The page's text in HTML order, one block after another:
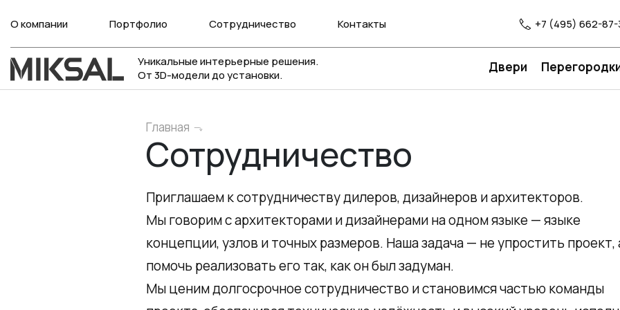
О компании Портфолио Сотрудничество Контакты +7 (495) 662-87-
Уникальные интерьерные решения.
От 3D-модели до установки.
Двери
Главная
Сотрудничество
Приглашаем к сотрудничеству дилеров, дизайнеров и архитекторов.
Мы говорим с архитекторами и дизайнерами на одном языке — языке
концепции, узлов и точных размеров. Наша задача — не упростить проект,
помочь реализовать его так, как он был задуман.
Мы ценим долгосрочное сотрудничество и становимся частью команды